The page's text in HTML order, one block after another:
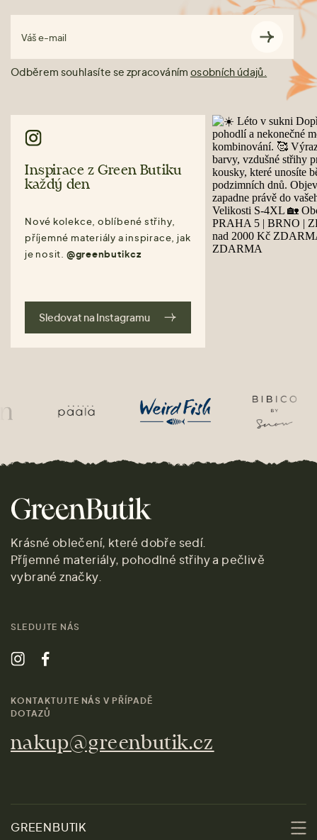
Váš e-mail
Odběrem souhlasíte se zpracováním osobních údajů.
Inspirace z Green Butiku
každý den
Nové kolekce, oblíbené střihy,
příjemné materiály a inspirace, jak
je nosit. @greenbutikcz
Sledovat na Instagramu
Krásné oblečení, které dobře sedí.
Příjemné materiály, pohodlné střihy a pečlivě
vybrané značky.
SLEDUJTE NÁS
KONTAKTUJTE NÁS V PŘÍPADĚ
DOTAZŮ
nakup@greenbutik.cz
GREENBUTIK